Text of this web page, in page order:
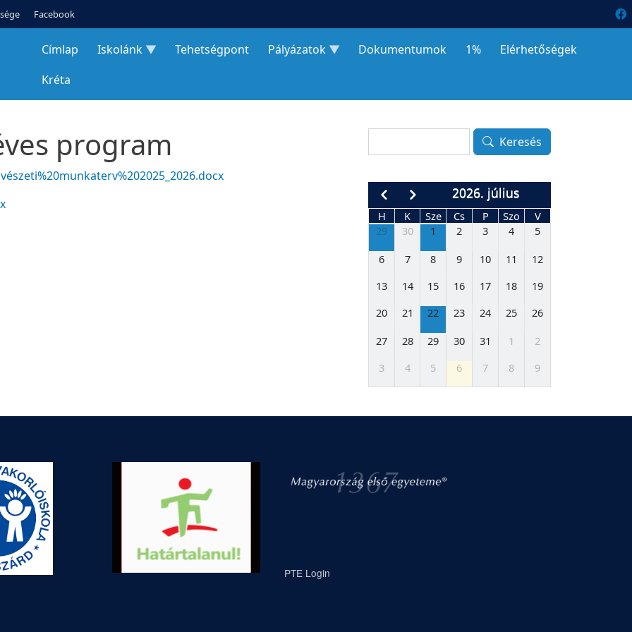
Facebook
Címlap Iskolánk Tehetségpont Pályázatok Dokumentumok 1%
Elérhetőségek
Kréta
program Keresés
2026. július
H K Sze Cs P Szo
V
29
30 1 2 3 4
5
6
7 8 9 10 11
12
13
14 15 16 17 18
19
20
21 22 23 24 25
26
27
28 29 30 31 1
2
3
4 5 6 7 8 9
PTE Login